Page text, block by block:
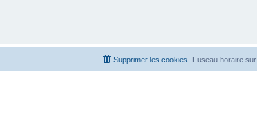
Fuseau horaire sur
Supprimer les cookies